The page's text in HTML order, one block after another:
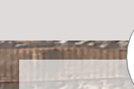
る企業へと成長
変化の激しい時
挑戦を続け、社
けることをお約